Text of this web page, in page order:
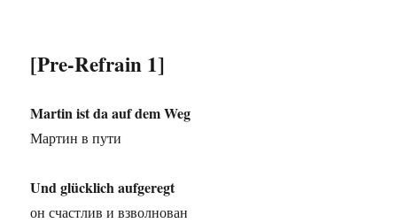
[Pre-Refrain 1]
Martin ist da auf dem Weg
Мартин в пути
Und glücklich aufgeregt
он счастлив и взволнован